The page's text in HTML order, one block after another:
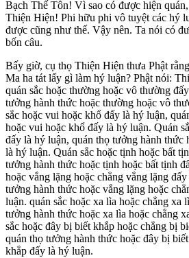
Bạch Thế Tôn! Vì sao có được hiện
Thiện Hiện! Phi hữu phi vô tuyệt các hý
được cũng như thế. Vậy nên. Ta nói có
bốn câu.
Bấy giờ, cụ thọ Thiện Hiện thưa Phật
Ma ha tát lấy gì làm hý luận? Phật nói:
quán sắc hoặc thường hoặc vô thường
tưởng hành thức hoặc thường hoặc vô
sắc hoặc vui hoặc khổ đấy là hý luận,
hoặc vui hoặc khổ đấy là hý luận. Quán
đấy là hý luận, quán thọ tưởng hành thức
là hý luận. Quán sắc hoặc tịnh hoặc bất
tưởng hành thức hoặc tịnh hoặc bất tịnh
hoặc vắng lặng hoặc chẳng vắng lặng
tưởng hành thức hoặc vắng lặng hoặc
luận. quán sắc hoặc xa lìa hoặc chẳng xa
tưởng hành thức hoặc xa lìa hoặc chẳng
sắc hoặc đây bị biết khắp hoặc chẳng bị
quán thọ tưởng hành thức hoặc đây bị
khắp đấy là hý luận.